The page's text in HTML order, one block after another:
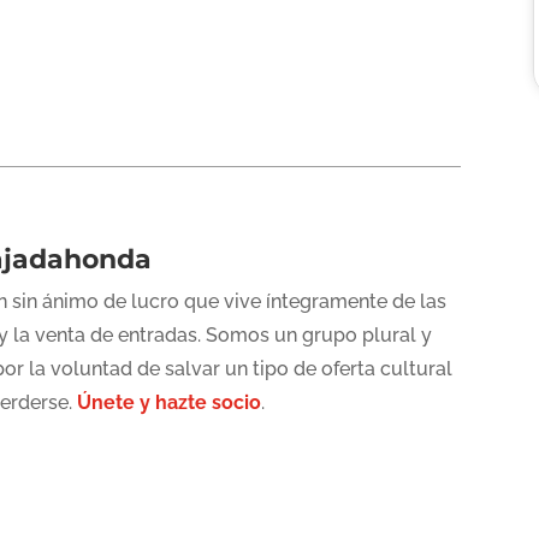
sin ánimo de lucro que vive íntegramente de las
la venta de entradas. Somos un grupo plural y
la voluntad de salvar un tipo de oferta cultural
Únete y hazte socio.